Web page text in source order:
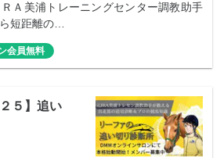
Ａ美浦トレーニングセンター調教助手
短距離の…
会員無料
５】追い